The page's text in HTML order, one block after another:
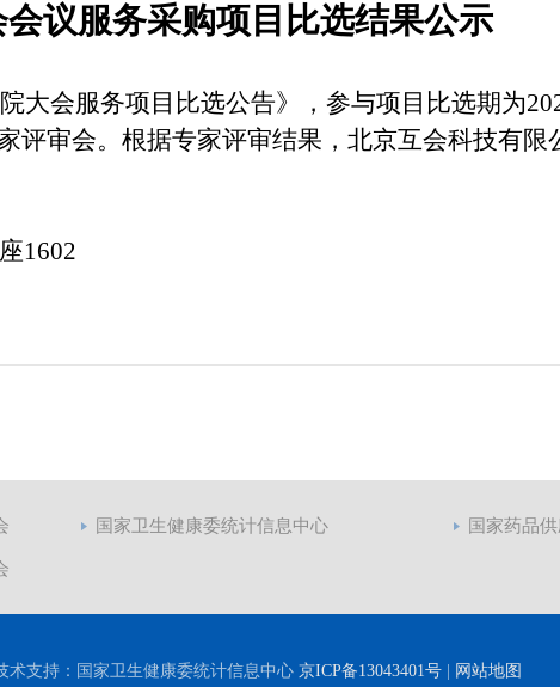
会议服务采购项目比选结果公示
大会服务项目比选公告》，参与项目比选期为
审会。根据专家评审结果，北京互会科技有限
1602
国家卫生健康委统计信息中心 国家药品
术支持：国家卫生健康委统计信息中心 京ICP备13043401号| 网站地图